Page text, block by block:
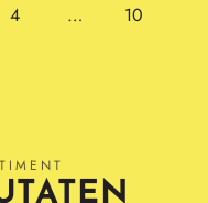
4 … 10